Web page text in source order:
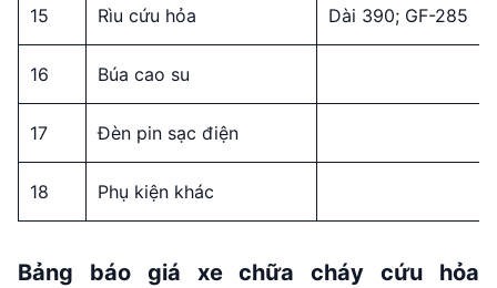
15 Rìu cứu hỏa Dài 390; GF-285
16 Búa cao su
17 Đèn pin sạc điện
18 Phụ kiện khác
Bảng báo giá xe chữa cháy cứu hỏa